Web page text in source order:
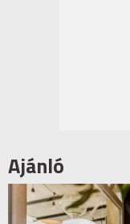
Ajánló